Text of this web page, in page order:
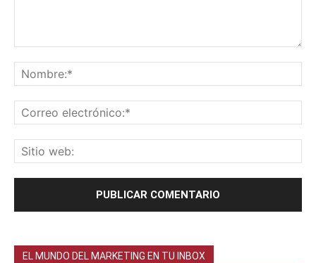
EL MUNDO DEL MARKETING EN TU INBOX